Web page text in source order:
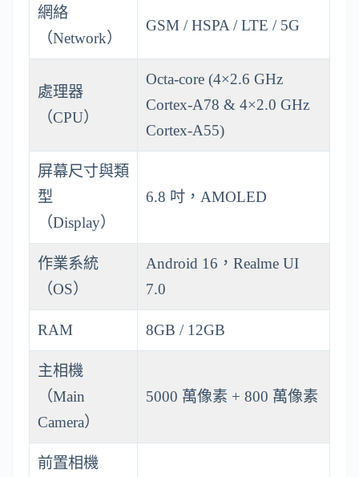
網絡
（Network）
GSM / HSPA / LTE / 5G
處理器
（CPU）
Octa-core (4×2.6 GHz
Cortex-A78 & 4×2.0 GHz
Cortex-A55)
屏幕尺寸與類
型
（Display）
6.8 吋，AMOLED
作業系統
（OS）
Android 16，Realme UI
7.0
RAM 8GB / 12GB
主相機
（Main
Camera）
5000 萬像素 + 800 萬像素
前置相機